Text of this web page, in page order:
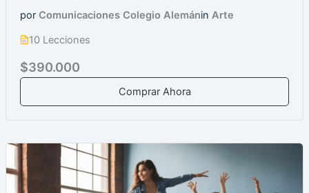
por Comunicaciones Colegio Alemánin Arte
10 Lecciones
$390.000
Comprar Ahora